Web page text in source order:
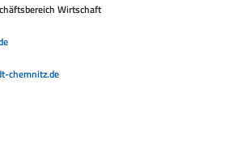
Wirtschaft
chemnitz.de